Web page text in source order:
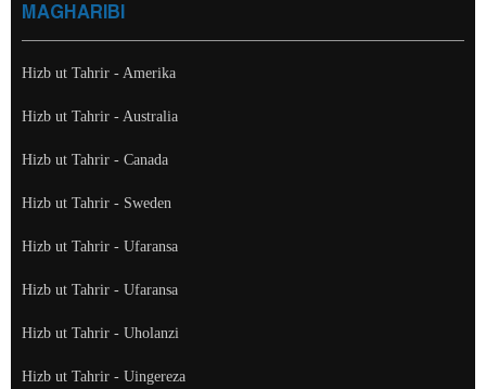
MAGHARIBI
Hizb ut Tahrir - Amerika
Hizb ut Tahrir - Australia
Hizb ut Tahrir - Canada
Hizb ut Tahrir - Sweden
Hizb ut Tahrir - Ufaransa
Hizb ut Tahrir - Ufaransa
Hizb ut Tahrir - Uholanzi
Hizb ut Tahrir - Uingereza